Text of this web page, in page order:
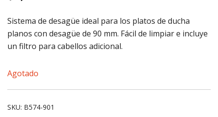
Sistema de desagüe ideal para los platos de ducha
planos con desagüe de 90 mm. Fácil de limpiar e incluye
un filtro para cabellos adicional.
Agotado
SKU: B574-901